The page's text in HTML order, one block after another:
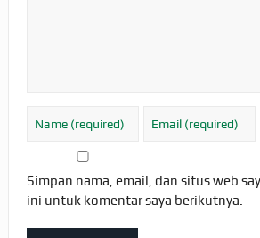
Simpan nama, email, dan situs web
ini untuk komentar saya berikutnya.